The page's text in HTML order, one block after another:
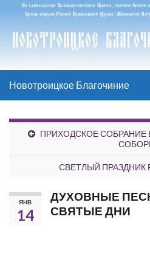
Новотроицкое Благочиние
ПРИХОДСКОЕ
СВЕТЛЫЙ ПРАЗДНИК
ЯНВ
14
ДУХОВНЫЕ
СВЯТЫЕ ДНИ